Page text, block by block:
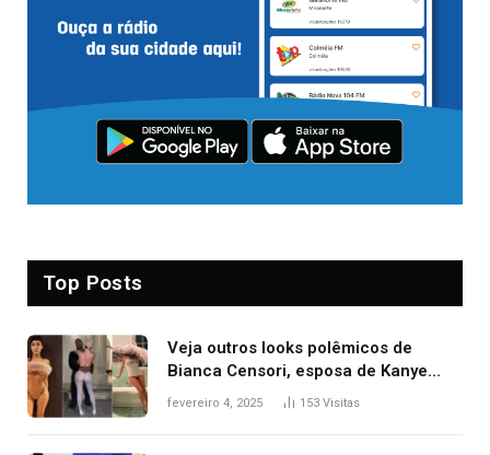
Top Posts
Veja outros looks polêmicos de
Bianca Censori, esposa de Kanye
West que apareceu nua no Grammy
fevereiro 4, 2025 153 Visitas